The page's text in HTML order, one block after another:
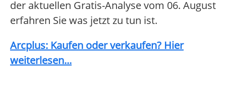
der aktuellen Gratis-Analyse vom 06. August
erfahren Sie was jetzt zu tun ist.
Arcplus: Kaufen oder verkaufen? Hier
weiterlesen...